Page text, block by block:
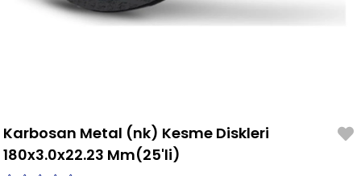
Karbosan Metal (nk) Kesme Diskleri
180x3.0x22.23 Mm(25'li)